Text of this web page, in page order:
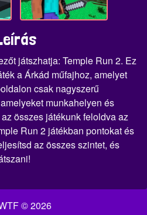
játszhatja: Temple Run 2. Ez
a Árkád műfajhoz, amelyet
csak nagyszerű
munkahelyen és
összes játékunk feloldva az
Run 2 játékban pontokat és
az összes szintet, és
© 2026